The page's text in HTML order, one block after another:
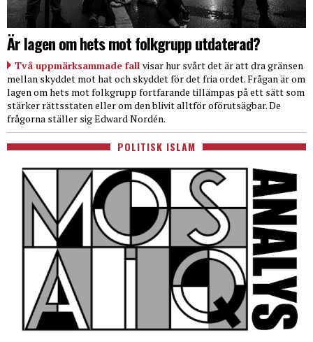
Är lagen om hets mot folkgrupp utdaterad?
Två uppmärksammade fall visar hur svårt det är att dra gränsen
mellan skyddet mot hat och skyddet för det fria ordet. Frågan är om
lagen om hets mot folkgrupp fortfarande tillämpas på ett sätt som
stärker rättsstaten eller om den blivit alltför oförutsägbar. De
frågorna ställer sig Edward Nordén.
POLITISK ISLAM